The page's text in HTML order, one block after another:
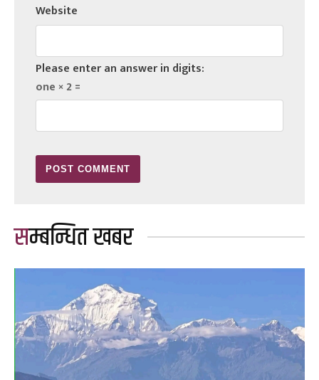
Website
Please enter an answer in digits:
one × 2 =
सम्बन्धित खबर